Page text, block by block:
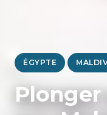
ÉGYPTE